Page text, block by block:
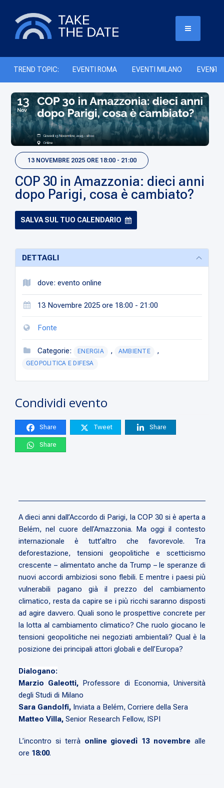
TREND TOPIC: EVENTI ROMA EVENTI MILANO EVENTI
13 NOVEMBRE 2025 ORE 18:00 - 21:00
COP 30 in Amazzonia: dieci anni
dopo Parigi, cosa è cambiato?
SALVA SUL TUO CALENDARIO
DETTAGLI
dove: evento online
13 Novembre 2025 ore 18:00 - 21:00
Fonte
Categorie: ENERGIA , AMBIENTE ,
GEOPOLITICA E DIFESA
Condividi evento
Share Tweet Share
Share
A dieci anni dall’Accordo di Parigi, la COP 30 si è aperta a
Belém, nel cuore dell’Amazzonia. Ma oggi il contesto
internazionale è tutt’altro che favorevole. Tra
deforestazione, tensioni geopolitiche e scetticismo
crescente – alimentato anche da Trump – le speranze di
nuovi accordi ambiziosi sono flebili. E mentre i paesi più
vulnerabili pagano già il prezzo del cambiamento
climatico, resta da capire se i più ricchi saranno disposti
ad agire davvero. Quali sono le prospettive concrete per
la lotta al cambiamento climatico? Che ruolo giocano le
tensioni geopolitiche nei negoziati ambientali? Qual è la
posizione dei principali attori globali e dell’Europa?
Dialogano:
Marzio Galeotti,
Professore di Economia, Università
degli Studi di Milano
Sara Gandolfi, Inviata a Belém, Corriere della Sera
Matteo Villa,Senior Research Fellow, ISPI
L’incontro si terrà online giovedì 13 novembre alle
ore 18:00.